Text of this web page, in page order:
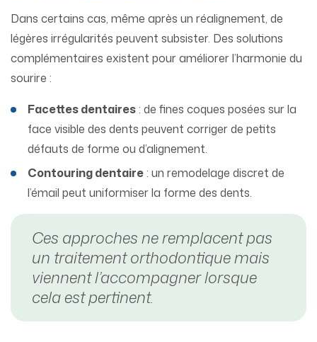
Dans certains cas, même après un réalignement, de
légères irrégularités peuvent subsister. Des solutions
complémentaires existent pour améliorer l’harmonie du
sourire :
Facettes dentaires: de fines coques posées sur la
face visible des dents peuvent corriger de petits
défauts de forme ou d’alignement.
Contouring dentaire: un remodelage discret de
l’émail peut uniformiser la forme des dents.
Ces approches ne remplacent pas
un traitement orthodontique mais
viennent l’accompagner lorsque
cela est pertinent.